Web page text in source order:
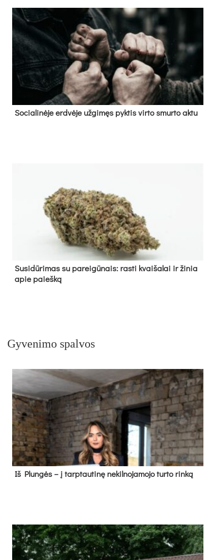
So­cia­li­nė­je erd­vė­je už­gi­męs pyk­tis vir­to smur­to ak­tu
Su­si­dū­ri­mas su pa­rei­gū­nais: ras­ti kvai­ša­lai ir ži­nia
apie paieš­ką
Gyvenimo spalvos
Iš Plungės – į tarptautinę nekilnojamojo turto rinką